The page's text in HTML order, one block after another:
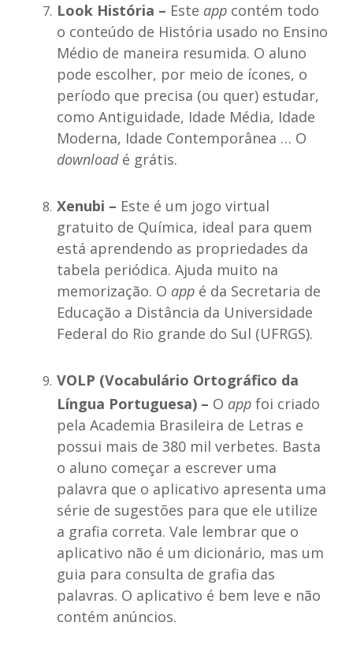
Look História – Este app contém todo
o conteúdo de História usado no Ensino
Médio de maneira resumida. O aluno
pode escolher, por meio de ícones, o
período que precisa (ou quer) estudar,
como Antiguidade, Idade Média, Idade
Moderna, Idade Contemporânea … O
downloadé grátis.
Xenubi – Este é um jogo virtual
gratuito de Química, ideal para quem
está aprendendo as propriedades da
tabela periódica. Ajuda muito na
memorização. O app é da Secretaria de
Educação a Distância da Universidade
Federal do Rio grande do Sul (UFRGS).
VOLP (Vocabulário Ortográfico da
Língua Portuguesa) – O app foi criado
pela Academia Brasileira de Letras e
possui mais de 380 mil verbetes. Basta
o aluno começar a escrever uma
palavra que o aplicativo apresenta uma
série de sugestões para que ele utilize
a grafia correta. Vale lembrar que o
aplicativo não é um dicionário, mas um
guia para consulta de grafia das
palavras. O aplicativo é bem leve e não
contém anúncios.